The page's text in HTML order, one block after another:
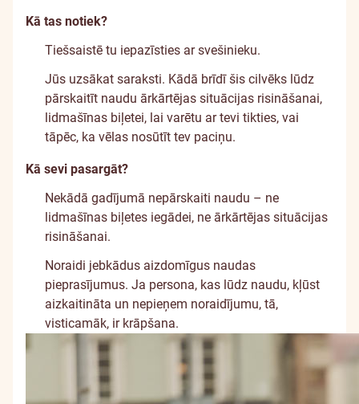
Kā tas notiek?
Tiešsaistē tu iepazīsties ar svešinieku.
Jūs uzsākat saraksti. Kādā brīdī šis cilvēks lūdz
pārskaitīt naudu ārkārtējas situācijas risināšanai,
lidmašīnas biļetei, lai varētu ar tevi tikties, vai
tāpēc, ka vēlas nosūtīt tev paciņu.
Kā sevi pasargāt?
Nekādā gadījumā nepārskaiti naudu – ne
lidmašīnas biļetes iegādei, ne ārkārtējas situācijas
risināšanai.
Noraidi jebkādus aizdomīgus naudas
pieprasījumus. Ja persona, kas lūdz naudu, kļūst
aizkaitināta un nepieņem noraidījumu, tā,
visticamāk, ir krāpšana.